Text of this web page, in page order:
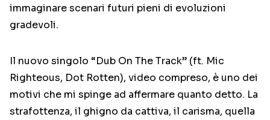
immaginare scenari futuri pieni di evoluzioni
gradevoli.
Il nuovo singolo “Dub On The Track” (ft. Mic
Righteous, Dot Rotten), video compreso, è uno dei
motivi che mi spinge ad affermare quanto detto. La
strafottenza, il ghigno da cattiva, il carisma, quella